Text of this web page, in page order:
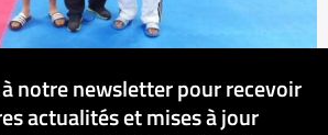
notre newsletter pour recevoir
actualités et mises à jour